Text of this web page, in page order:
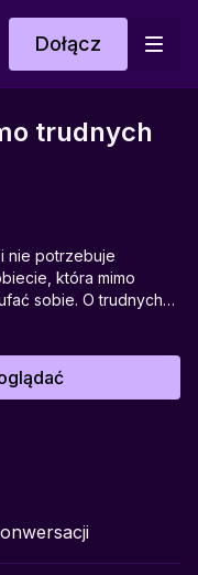
Dołącz
trudnych
nie potrzebuje
która mimo
sobie. O trudnych
gotowych odpowiedzi
w siebie, nawet jeśli
To bajka o
wzmacnianiu
trudnych